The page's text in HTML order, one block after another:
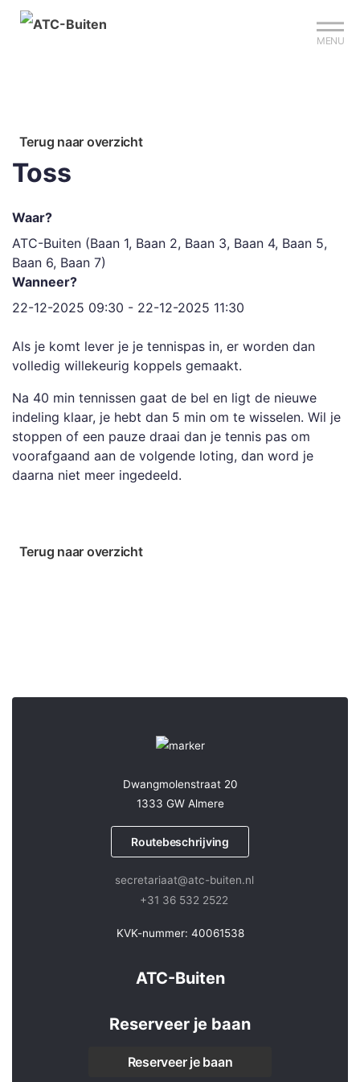
MENU
Terug naar overzicht
Toss
Waar?
ATC-Buiten (Baan 1, Baan 2, Baan 3, Baan 4, Baan 5,
Baan 6, Baan 7)
Wanneer?
22-12-2025 09:30 - 22-12-2025 11:30
Als je komt lever je je tennispas in, er worden dan
volledig willekeurig koppels gemaakt.
Na 40 min tennissen gaat de bel en ligt de nieuwe
indeling klaar, je hebt dan 5 min om te wisselen. Wil je
stoppen of een pauze draai dan je tennis pas om
voorafgaand aan de volgende loting, dan word je
daarna niet meer ingedeeld.
Terug naar overzicht
Dwangmolenstraat 20
1333 GW Almere
Routebeschrijving
secretariaat@atc-buiten.nl
+31 36 532 2522
KVK-nummer: 40061538
ATC-Buiten
Reserveer je baan
Reserveer je baan